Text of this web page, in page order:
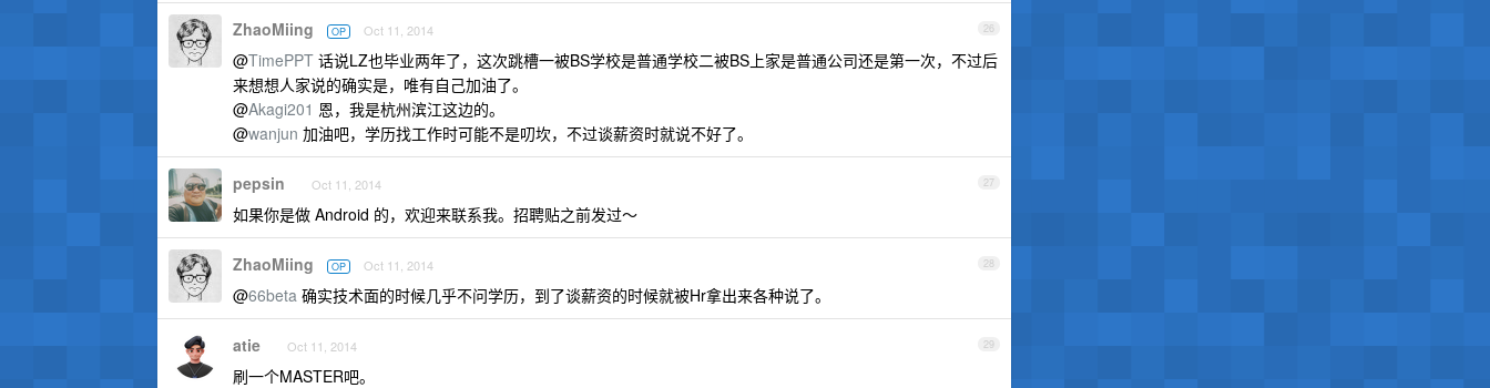
26
ZhaoMiing OP Oct 11, 2014
@TimePPT 话说LZ也毕业两年了，这次跳槽一被BS学校是普通学校二被BS上家是普通公司还是第一次，不过后
来想想人家说的确实是，唯有自己加油了。
@Akagi201 恩，我是杭州滨江这边的。
@wanjun 加油吧，学历找工作时可能不是叨坎，不过谈薪资时就说不好了。
27
pepsin Oct 11, 2014
如果你是做 Android 的，欢迎来联系我。招聘贴之前发过～
28
ZhaoMiing OP Oct 11, 2014
@66beta 确实技术面的时候几乎不问学历，到了谈薪资的时候就被Hr拿出来各种说了。
29
atie Oct 11, 2014
刷一个MASTER吧。